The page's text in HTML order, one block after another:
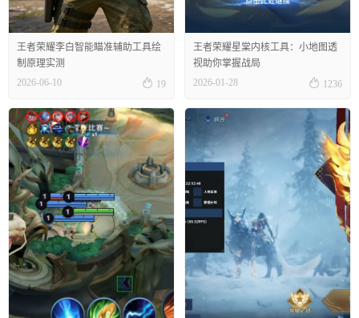
王者荣耀李白智能瞄准辅助工具绘
制原理实测
2026-06-10
 19
王者荣耀星棠内核工具：小地图透
视助你掌握战局
2026-01-28
 1236